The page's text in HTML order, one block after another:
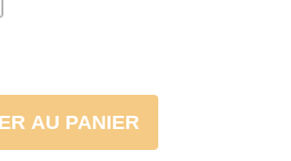
AU PANIER